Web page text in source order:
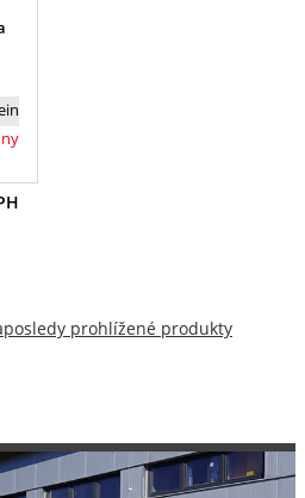
prohlížené produkty